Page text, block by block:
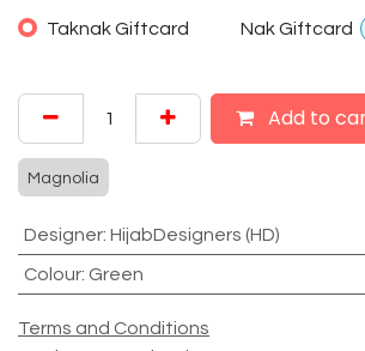
Taknak Giftcard Nak Giftcard
Add to
Magnolia
Designer: HijabDesigners (HD)
Colour: Green
Terms and Conditions